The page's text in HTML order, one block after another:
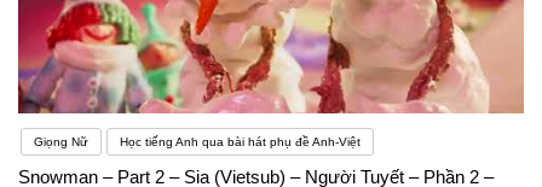
Giọng Nữ Học tiếng Anh qua bài hát phụ đề Anh-Việt
Snowman – Part 2 – Sia (Vietsub) – Người Tuyết – Phần 2 –